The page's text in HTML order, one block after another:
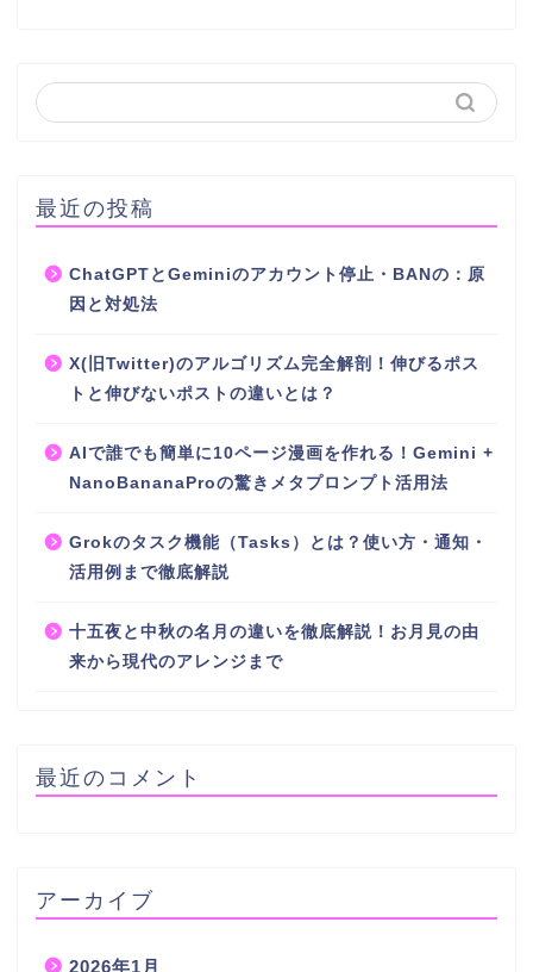
最近の投稿
ChatGPTとGeminiのアカウント停止・BANの：原
因と対処法
X(旧Twitter)のアルゴリズム完全解剖！伸びるポス
トと伸びないポストの違いとは？
AIで誰でも簡単に10ページ漫画を作れる！Gemini +
NanoBananaProの驚きメタプロンプト活用法
Grokのタスク機能（Tasks）とは？使い方・通知・
活用例まで徹底解説
十五夜と中秋の名月の違いを徹底解説！お月見の由
来から現代のアレンジまで
最近のコメント
アーカイブ
2026年1月